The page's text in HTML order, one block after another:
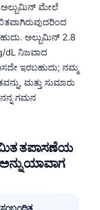
ಅಲ್ಬುಮಿನ್ ಮೇಲೆ
ಅಲ್ಬುಮಿನ್ 2.8
dL ನಿಜವಾದ
ಇರಬಹುದು; ನಮ್ಮ
ಮತ್ತು ಸುಮಾರು
ಗಮನ
ತಪಾಸಣೆಯ
ಅನ್ನು ಯಾವಾಗ
ಸಂಬಂಧಿತ